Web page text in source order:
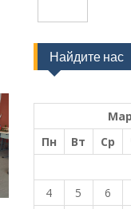
Найдите нас
Пн
Вт Ср
4
5 6